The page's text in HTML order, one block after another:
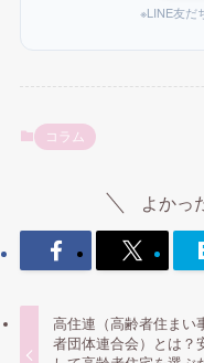
※LINE友だ
コラム
よかっ
高住連（高齢者住まい
者団体連合会）とは？